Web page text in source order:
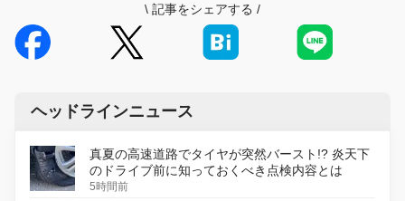
\ 記事をシェアする /
ヘッドラインニュース
真夏の高速道路でタイヤが突然バースト!? 炎天下
のドライブ前に知っておくべき点検内容とは
5時間前